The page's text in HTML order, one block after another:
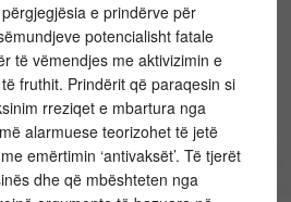
e prindërve për
potencialisht fatale
të vëmendjes me aktivizimin e
fruthit. Prindërit që paraqesin si
rreziqet e mbartura nga
alarmuese teorizohet të jetë
emërtimin ‘antivaksët’. Të tjerët
dhe që mbështeten nga